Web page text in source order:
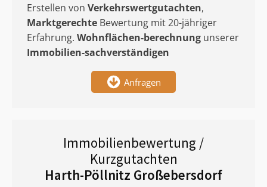
Erstellen von Verkehrswertgutachten,
Marktgerechte Bewertung mit 20-jähriger
Erfahrung. Wohnflächen-berechnung unserer
Immobilien-sachverständigen
Anfragen
Immobilienbewertung /
Kurzgutachten
Harth-Pöllnitz Großebersdorf